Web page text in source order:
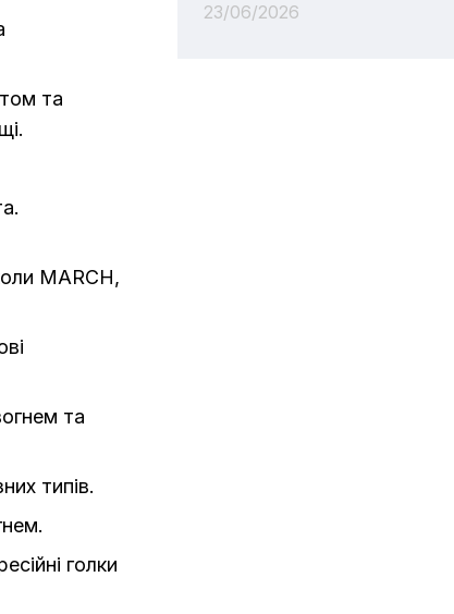
та
MARCH,
та
типів.
голки
23/06/2026